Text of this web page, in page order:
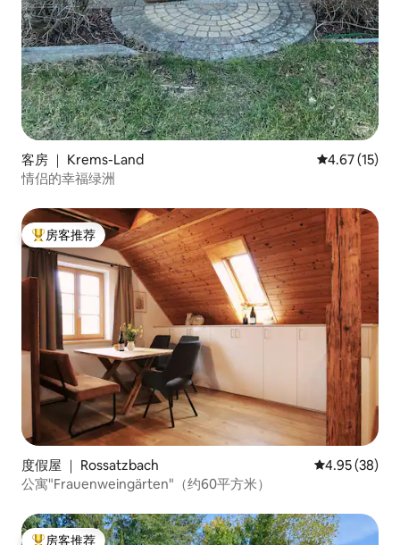
客房 ｜ Krems-Land 平均评分
4.67 (15)
情侣的幸福绿洲
热门「房客推荐」
房客推荐
度假屋 ｜ Rossatzbach 平均评分
4.95 (38)
公寓"Frauenweingärten"（约60平方米）
房客推荐